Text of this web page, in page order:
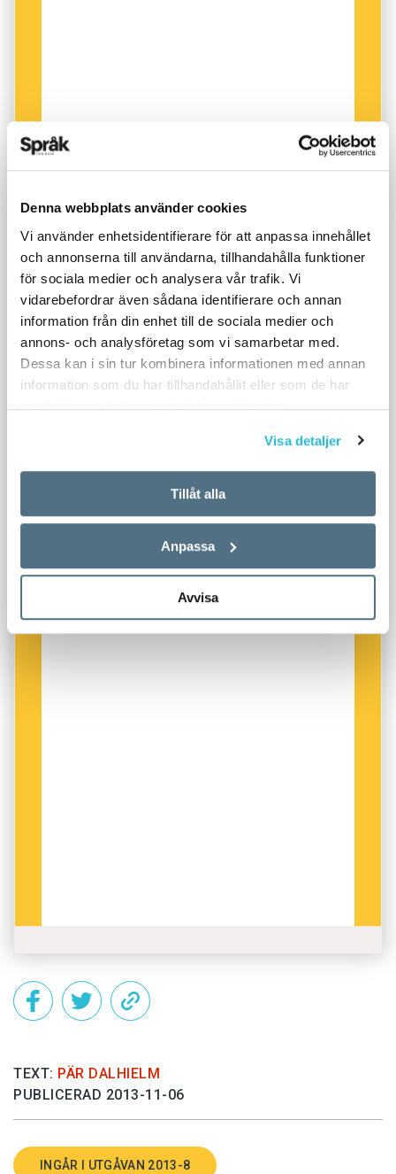
Denna webbplats använder cookies
Vi använder enhetsidentifierare för att anpassa innehållet
och annonserna till användarna, tillhandahålla funktioner
för sociala medier och analysera vår trafik. Vi
vidarebefordrar även sådana identifierare och annan
information från din enhet till de sociala medier och
annons- och analysföretag som vi samarbetar med.
Dessa kan i sin tur kombinera informationen med annan
information som du har tillhandahållit eller som de har
samlat in när du har använt deras tjänster.
Visa detaljer
Tillåt alla
Anpassa
Avvisa
TEXT: PÄR DALHIELM
PUBLICERAD 2013-11-06
INGÅR I UTGÅVAN 2013-8